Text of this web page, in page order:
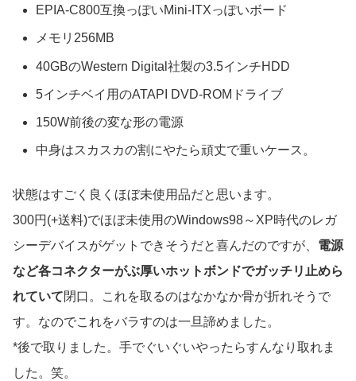
EPIA-C800互換っぽいMini-ITXっぽいボード
メモリ256MB
40GBのWestern Digital社製の3.5インチHDD
5インチベイ用のATAPI DVD-ROMドライブ
150W前後の変な形の電源
中身はスカスカの割にやたら頑丈で重いケース。
状態はすごく良くほぼ未使用品だと思います。
300円(+送料)でほぼ未使用のWindows98～XP時代のレガ
シーデバイスがゲットできそうだと喜んだのですが、 電源
など各コネクターがぶ厚いホットボンドでガッチリ止めら
れていて閉口。これを取るのはなかなか骨が折れそうで
す。なのでこれをバラすのは一旦諦めました。
*後で取りました。手でぐいぐいやったらすんなり取れま
した。笑。